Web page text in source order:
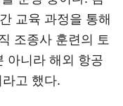
교육 과정을 통해
조종사 훈련의 토
아니라 해외 항공
고 했다.